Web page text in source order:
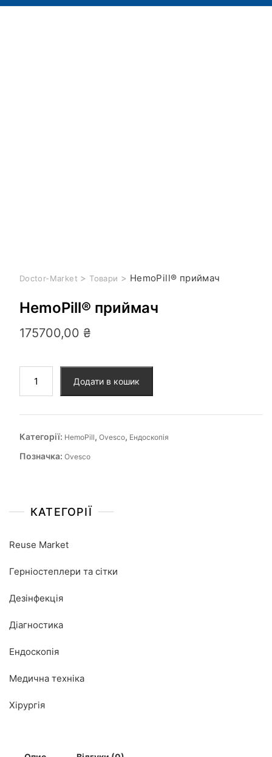
Doctor-Market > Товари > HemoPill® приймач
HemoPill® приймач
175700,00 ₴
Додати в кошик
Категорії: HemoPill, Ovesco, Ендоскопія
Позначка: Ovesco
КАТЕГОРІЇ
Reuse Market
Герніостеплери та сітки
Дезінфекція
Діагностика
Ендоскопія
Медична техніка
Хірургія